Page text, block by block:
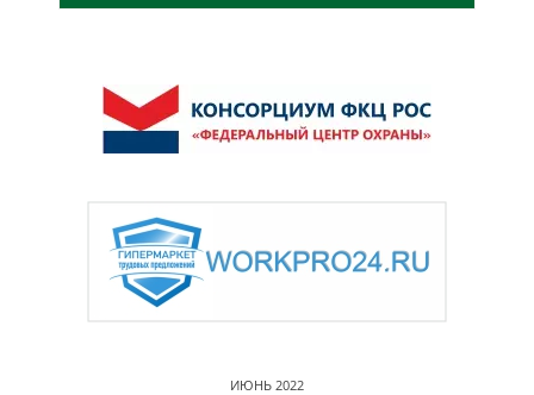
ИЮНЬ 2022